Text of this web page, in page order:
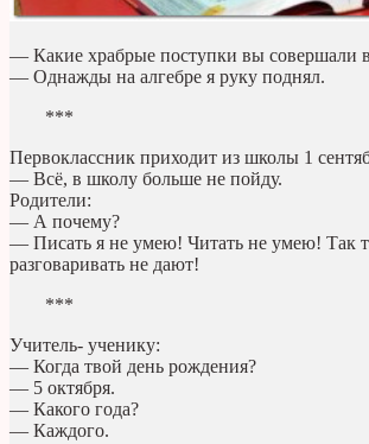
— Какие храбрые поступки вы совершали
— Однажды на алгебре я руку поднял.
***
Первоклассник приходит из школы 1
— Всё, в школу больше не пойду.
Родители:
— А почему?
— Писать я не умею! Читать не умею! Так
разговаривать не дают!
***
Учитель- ученику:
— Когда твой день рождения?
— 5 октября.
— Какого года?
— Каждого.